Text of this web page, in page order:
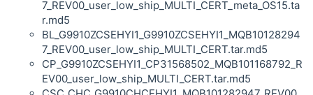
7_REV00_user_low_ship_MULTI_CERT_meta_OS15.ta
r.md5
BL_G9910ZCSEHYI1_G9910ZCSEHYI1_MQB10128294
7_REV00_user_low_ship_MULTI_CERT.tar.md5
CP_G9910ZCSEHYI1_CP31568502_MQB101168792_R
EV00_user_low_ship_MULTI_CERT.tar.md5